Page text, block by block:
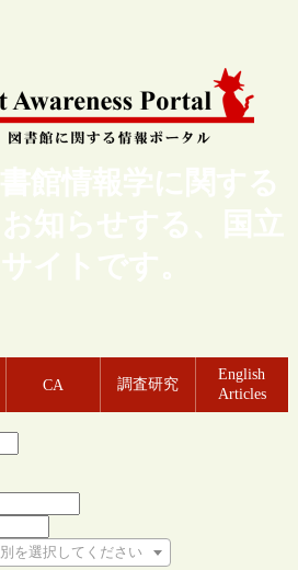
館情報学に関する
知らせする、国立
イトです。
CA 調査研究
English
Articles
を選択してください